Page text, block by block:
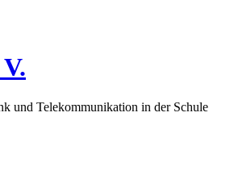
und Telekommunikation in der Schule